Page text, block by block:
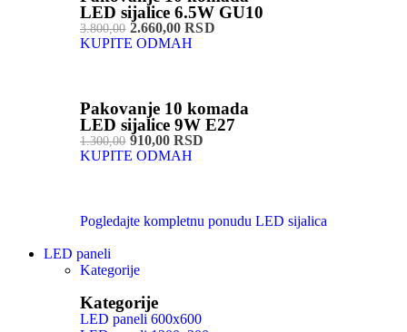
LED sijalice 6.5W GU10
3.800,002.660,00 RSD
KUPITE ODMAH
Pakovanje 10 komada
LED sijalice 9W E27
1.300,00910,00 RSD
KUPITE ODMAH
Pogledajte kompletnu ponudu LED sijalica
LED paneli
Kategorije
Kategorije
LED paneli 600x600